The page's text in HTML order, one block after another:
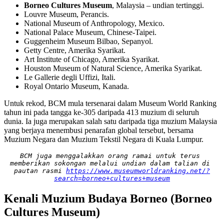
Borneo Cultures Museum, Malaysia – undian tertinggi.
Louvre Museum, Perancis.
National Museum of Anthropology, Mexico.
National Palace Museum, Chinese-Taipei.
Guggenheim Museum Bilbao, Sepanyol.
Getty Centre, Amerika Syarikat.
Art Institute of Chicago, Amerika Syarikat.
Houston Museum of Natural Science, Amerika Syarikat.
Le Gallerie degli Uffizi, Itali.
Royal Ontario Museum, Kanada.
Untuk rekod, BCM mula tersenarai dalam Museum World Ranking
tahun ini pada tangga ke-305 daripada 413 muzium di seluruh
dunia. Ia juga merupakan salah satu daripada tiga muzium Malaysia
yang berjaya menembusi penarafan global tersebut, bersama
Muzium Negara dan Muzium Tekstil Negara di Kuala Lumpur.
BCM juga menggalakkan orang ramai untuk terus
memberikan sokongan melalui undian dalam talian di
pautan rasmi https://www.museumworldranking.net/?
search=borneo+cultures+museum
Kenali Muzium Budaya Borneo (Borneo
Cultures Museum)